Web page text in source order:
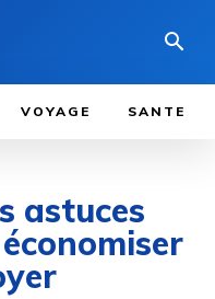
VOYAGE SANTE
astuces